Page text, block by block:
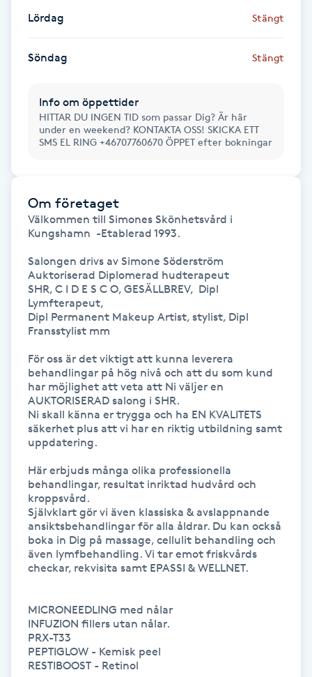
Kosmetisk tatuering
Kostrådgivning
Kroppsinpackning
Kroppspeeling
Käkledsbehandling
Kärlbehandling
Laserbehandling
Lashlift Keratin
Liktornar
LPG
LPG-behandling
LPG-massage
Luggklippning
Läpptatuering
Lördag Stängt
Söndag Stängt
Info om öppettider
HITTAR DU INGEN TID som passar Dig? Är här
under en weekend? KONTAKTA OSS! SKICKA ETT
SMS EL RING +46707760670 ÖPPET efter bokningar
Om företaget
Välkommen till Simones Skönhetsvård i
Kungshamn  -Etablerad 1993.
Salongen drivs av Simone Söderström
Auktoriserad Diplomerad hudterapeut
SHR, C I D E S C O, GESÄLLBREV,  Dipl
Lymfterapeut,
Dipl Permanent Makeup Artist, stylist, Dipl
Fransstylist mm
För oss är det viktigt att kunna leverera
behandlingar på hög nivå och att du som kund
har möjlighet att veta att Ni väljer en
AUKTORISERAD salong i SHR.
Ni skall känna er trygga och ha EN KVALITETS
säkerhet plus att vi har en riktig utbildning samt
uppdatering.
Här erbjuds många olika professionella
behandlingar, resultat inriktad hudvård och
kroppsvård.
Självklart gör vi även klassiska & avslappnande
ansiktsbehandlingar för alla åldrar. Du kan också
boka in Dig på massage, cellulit behandling och
även lymfbehandling. Vi tar emot friskvårds
checkar, rekvisita samt EPASSI & WELLNET.
MICRONEEDLING med nålar
INFUZION fillers utan nålar.
PRX-T33
PEPTIGLOW - Kemisk peel
RESTIBOOST - Retinol